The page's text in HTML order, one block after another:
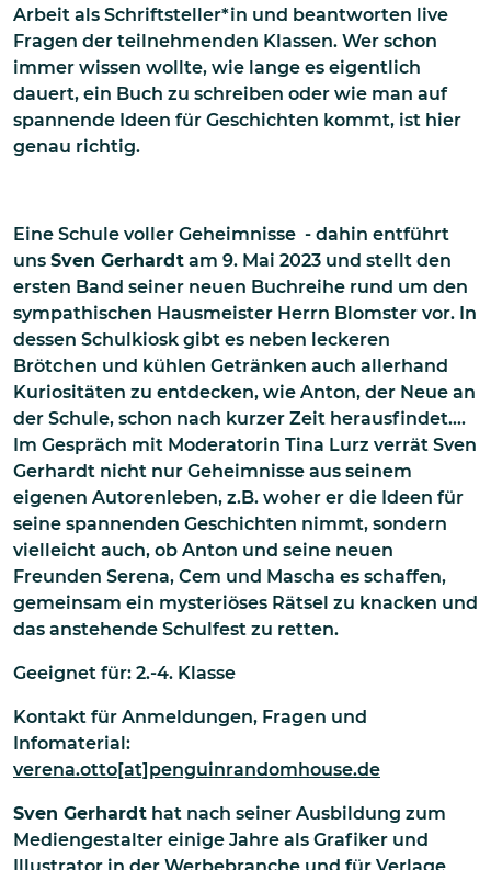
Arbeit als Schriftsteller*in und beantworten live
Fragen der teilnehmenden Klassen. Wer schon
immer wissen wollte, wie lange es eigentlich
dauert, ein Buch zu schreiben oder wie man auf
spannende Ideen für Geschichten kommt, ist hier
genau richtig.
Eine Schule voller Geheimnisse - dahin entführt
uns Sven Gerhardt am 9. Mai 2023 und stellt den
ersten Band seiner neuen Buchreihe rund um den
sympathischen Hausmeister Herrn Blomster vor. In
dessen Schulkiosk gibt es neben leckeren
Brötchen und kühlen Getränken auch allerhand
Kuriositäten zu entdecken, wie Anton, der Neue an
der Schule, schon nach kurzer Zeit herausfindet….
Im Gespräch mit Moderatorin Tina Lurz verrät Sven
Gerhardt nicht nur Geheimnisse aus seinem
eigenen Autorenleben, z.B. woher er die Ideen für
seine spannenden Geschichten nimmt, sondern
vielleicht auch, ob Anton und seine neuen
Freunden Serena, Cem und Mascha es schaffen,
gemeinsam ein mysteriöses Rätsel zu knacken und
das anstehende Schulfest zu retten.
Geeignet für: 2.-4. Klasse
Kontakt für Anmeldungen, Fragen und
Infomaterial:
verena.otto[at]penguinrandomhouse.de
Sven Gerhardt hat nach seiner Ausbildung zum
Mediengestalter einige Jahre als Grafiker und
Illustrator in der Werbebranche und für Verlage